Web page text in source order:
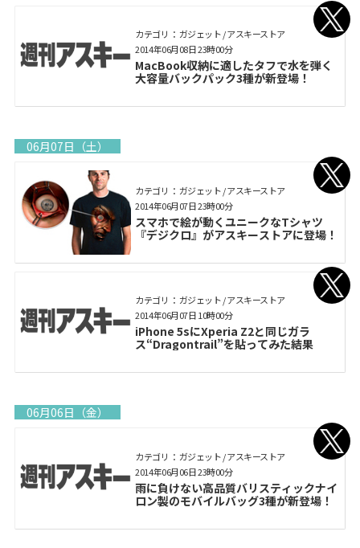
カテゴリ： ガジェット / アスキーストア
MacBook収納に適したタフで水を弾く
大容量バックパック3種が新登場！
2014年06月08日 23時00分
06月07日（土）
カテゴリ： ガジェット / アスキーストア
スマホで絵が動くユニークなTシャツ
『デジクロ』がアスキーストアに登場！
2014年06月07日 23時00分
カテゴリ： ガジェット / アスキーストア
iPhone 5sにXperia Z2と同じガラ
ス“Dragontrail”を貼ってみた結果
2014年06月07日 10時00分
06月06日（金）
カテゴリ： ガジェット / アスキーストア
雨に負けない高品質バリスティックナイ
ロン製のモバイルバッグ3種が新登場！
2014年06月06日 23時00分